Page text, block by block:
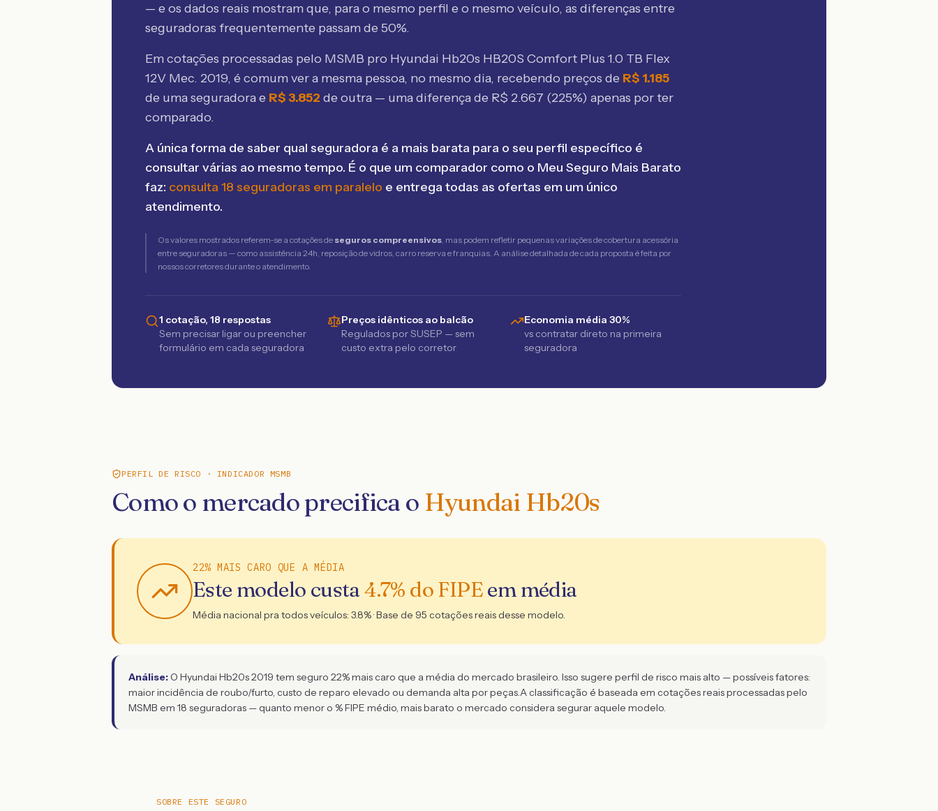
— e os dados reais mostram que, para o mesmo perfil e o mesmo veículo, as diferenças entre
seguradoras frequentemente passam de 50%.
Em cotações processadas pelo MSMB pro Hyundai Hb20s HB20S Comfort Plus 1.0 TB Flex
12V Mec. 2019, é comum ver a mesma pessoa, no mesmo dia, recebendo preços de R$ 1.185
de uma seguradora e R$3.852 de outra — uma diferença de R$ 2.667 (225%) apenas por ter
comparado.
A única forma de saber qual seguradora é a mais barata para o seu perfil específico é
consultar várias ao mesmo tempo. É o que um comparador como o Meu Seguro Mais Barato
faz: consulta 18 seguradoras em paralelo e entrega todas as ofertas em um único
atendimento.
Os valores mostrados referem-se a cotações de seguros compreensivos, mas podem refletir pequenas variações de cobertura acessória
entre seguradoras — como assistência 24h, reposição de vidros, carro reserva e franquias. A análise detalhada de cada proposta é feita por
nossos corretores durante o atendimento.
1 cotação, 18 respostas
Sem precisar ligar ou preencher
formulário em cada seguradora
Preços idênticos ao balcão
Regulados por SUSEP — sem
custo extra pelo corretor
Economia média 30%
vs contratar direto na primeira
seguradora
PERFIL DE RISCO · INDICADOR MSMB
Como o mercado precifica o Hyundai Hb20s
22% MAIS CARO QUE A MÉDIA
Este modelo custa4.7% do FIPEem média
Média nacional pra todos veículos: 3.8% · Base de 95 cotações reais desse modelo.
Análise: O Hyundai Hb20s 2019 tem seguro 22% mais caro que a média do mercado brasileiro. Isso sugere perfil de risco mais alto — possíveis fatores:
maior incidência de roubo/furto, custo de reparo elevado ou demanda alta por peças.A classificação é baseada em cotações reais processadas pelo
MSMB em 18 seguradoras — quanto menor o % FIPE médio, mais barato o mercado considera segurar aquele modelo.
SOBRE ESTE SEGURO